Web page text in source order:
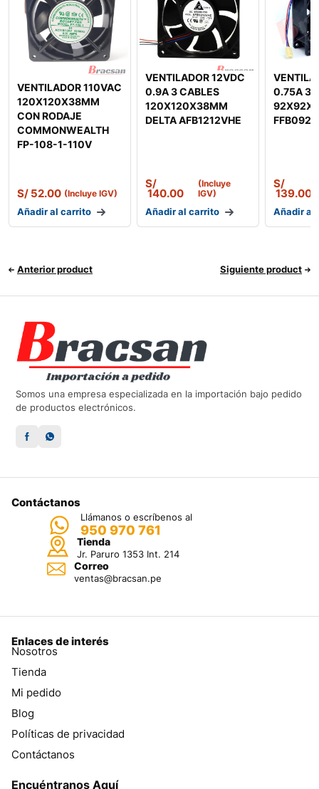
VENTILADOR 110VAC
120X120X38MM
CON RODAJE
COMMONWEALTH
FP-108-1-110V
S/ 52.00 (Incluye IGV)
Añadir al carrito
VENTILADOR 12VDC
0.9A 3 CABLES
120X120X38MM
DELTA AFB1212VHE
S/
140.00
(Incluye
IGV)
Añadir al carrito
0.75A 3
S/
139.00
Añadir al
Anterior product Siguiente product
Somos una empresa especializada en la importación bajo pedido
de productos electrónicos.
Contáctanos
Llámanos o escríbenos al
950 970 761
Tienda
Jr. Paruro 1353 Int. 214
Correo
ventas@bracsan.pe
Enlaces de interés
Nosotros
Tienda
Mi pedido
Blog
Políticas de privacidad
Contáctanos
Encuéntranos Aquí